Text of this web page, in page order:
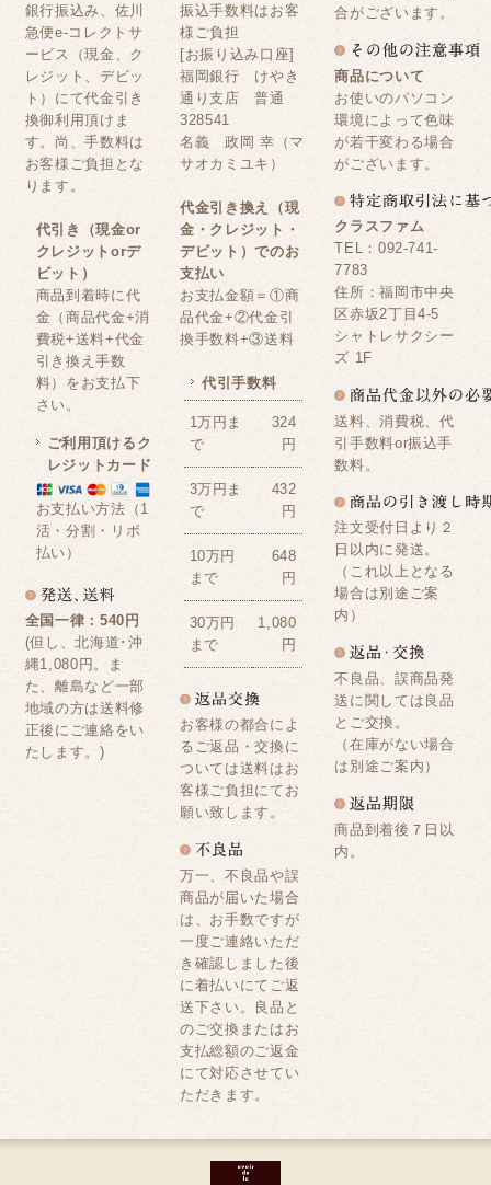
銀行振込み、佐川
急便e-コレクトサ
ービス（現金、ク
レジット、デビッ
ト）にて代金引き
換御利用頂けま
す。尚、手数料は
お客様ご負担とな
ります。
代引き（現金or
クレジットorデ
ビット）
商品到着時に代
金（商品代金+消
費税+送料+代金
引き換え手数
料）をお支払下
さい。
ご利用頂けるク
レジットカード
お支払い方法（1
活・分割・リボ
払い）
全国一律：540円
(但し、北海道･沖
縄1,080円。ま
た、離島など一部
地域の方は送料修
正後にご連絡をい
たします。)
振込手数料はお客
様ご負担
[お振り込み口座]
福岡銀行 けやき
通り支店 普通
328541
名義 政岡 幸（マ
サオカミユキ）
代金引き換え（現
金・クレジット・
デビット）でのお
支払い
お支払金額＝①商
品代金+②代金引
換手数料+③送料
代引手数料
1万円ま
で
324
円
3万円ま
で
432
円
10万円
まで
648
円
30万円
まで
1,080
円
お客様の都合によ
るご返品・交換に
ついては送料はお
客様ご負担にてお
願い致します。
万一、不良品や誤
商品が届いた場合
は、お手数ですが
一度ご連絡いただ
き確認しました後
に着払いにてご返
送下さい。良品と
のご交換またはお
支払総額のご返金
にて対応させてい
ただきます。
合がございます。
商品について
お使いのパソコン
環境によって色味
が若干変わる場合
がございます。
クラスファム
TEL：092-741-
7783
住所：福岡市中央
区赤坂2丁目4-5
シャトレサクシー
ズ 1F
送料、消費税、代
引手数料or振込手
数料。
注文受付日より２
日以内に発送。
（これ以上となる
場合は別途ご案
内）
不良品、誤商品発
送に関しては良品
とご交換。
（在庫がない場合
は別途ご案内）
商品到着後７日以
内。